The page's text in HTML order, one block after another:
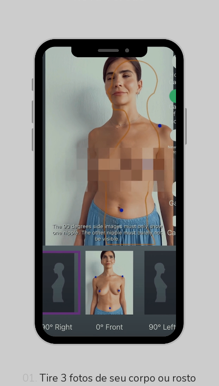
Tire 3 fotos de seu corpo ou rosto